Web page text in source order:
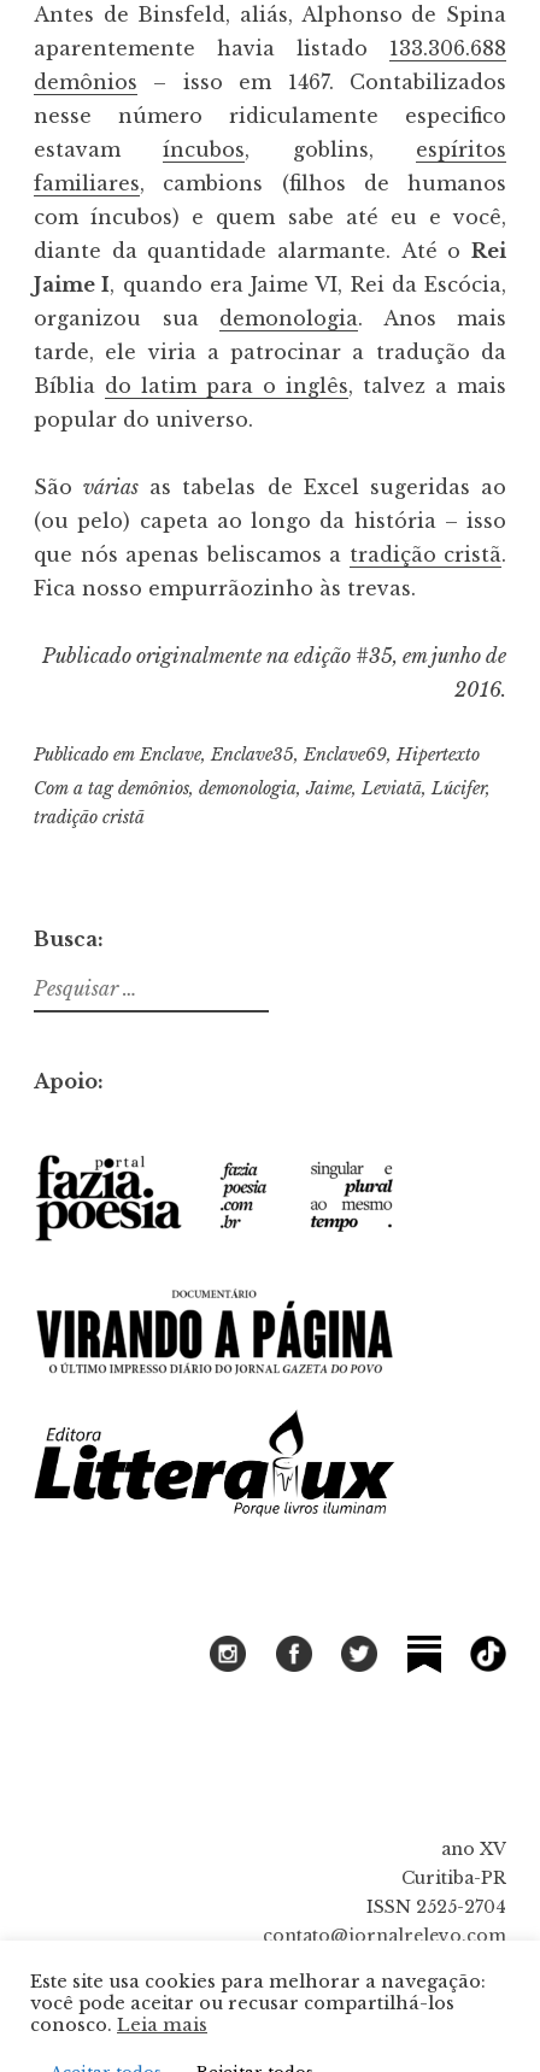
Antes de Binsfeld, aliás, Alphonso de Spina
aparentemente havia listado 133.306.688
demônios – isso em 1467. Contabilizados
nesse número ridiculamente especifico
estavamíncubos, goblins, espíritos
familiares, cambions (filhos de humanos
com íncubos) e quem sabe até eu e você,
diante da quantidade alarmante. Até o Rei
Jaime I, quando era Jaime VI, Rei da Escócia,
organizou sua demonologia. Anos mais
tarde, ele viria a patrocinar a tradução da
Bíblia do latim para o inglês, talvez a mais
popular do universo.
Sãovárias as tabelas de Excel sugeridas ao
(ou pelo) capeta ao longo da história – isso
que nós apenas beliscamos a tradição cristã.
Fica nosso empurrãozinho às trevas.
Publicado originalmente na edição #35, em junho de
2016.
Publicado emEnclave,Enclave35,Enclave69,Hipertexto
Com a tagdemônios, demonologia,Jaime,Leviatã,Lúcifer,
tradição cristã
Busca:
Pesquisar
por:
Apoio:
ano XV
Curitiba-PR
ISSN 2525-2704
contato@jornalrelevo.com
Este site usa cookies para melhorar a navegação:
você pode aceitar ou recusar compartilhá-los
conosco. Leia mais